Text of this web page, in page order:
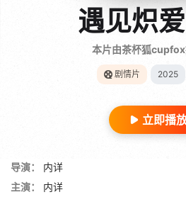
遇见炽
本片由茶杯狐
剧情片 2025
立即播
导演：
内详
主演：
内详